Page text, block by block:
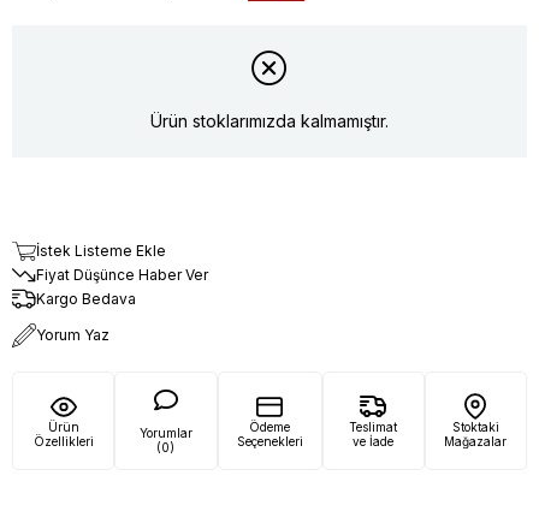
Ürün stoklarımızda kalmamıştır.
İstek Listeme Ekle
Fiyat Düşünce Haber Ver
Kargo Bedava
Yorum Yaz
Ürün
Özellikleri
Yorumlar
(0)
Ödeme
Seçenekleri
Teslimat
ve İade
Stoktaki
Mağazalar